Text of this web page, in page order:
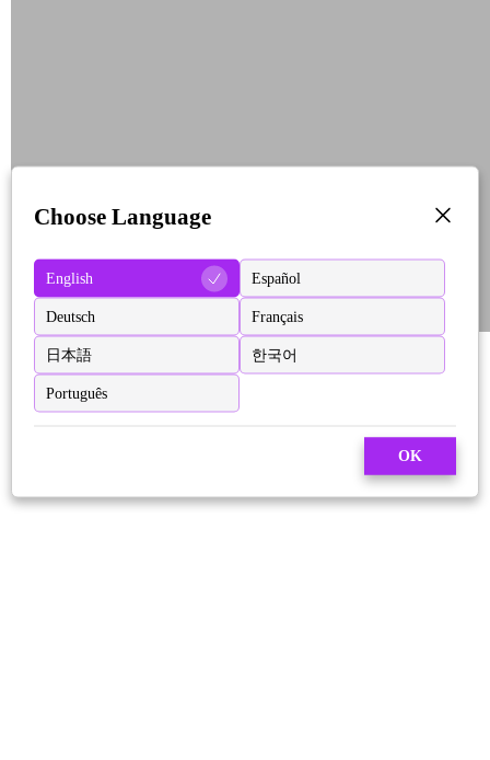
Choose Language
English Español
Deutsch Français
日本語 한국어
Português
OK